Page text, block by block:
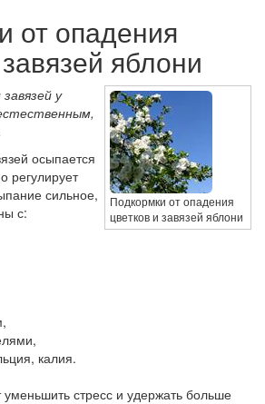
от опадения
яблони
Подкормки от опадения
цветков и завязей яблони
у
осыпается
регулирует
сильное,
с:
калия.
стресс и удержать больше